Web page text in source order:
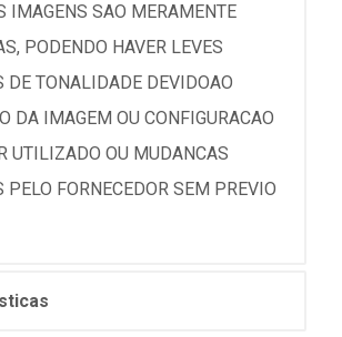
IMAGENS SAO MERAMENTE
PODENDO HAVER LEVES
DE TONALIDADE DEVIDOAO
DA IMAGEM OU CONFIGURACAO
UTILIZADO OU MUDANCAS
PELO FORNECEDOR SEM PREVIO